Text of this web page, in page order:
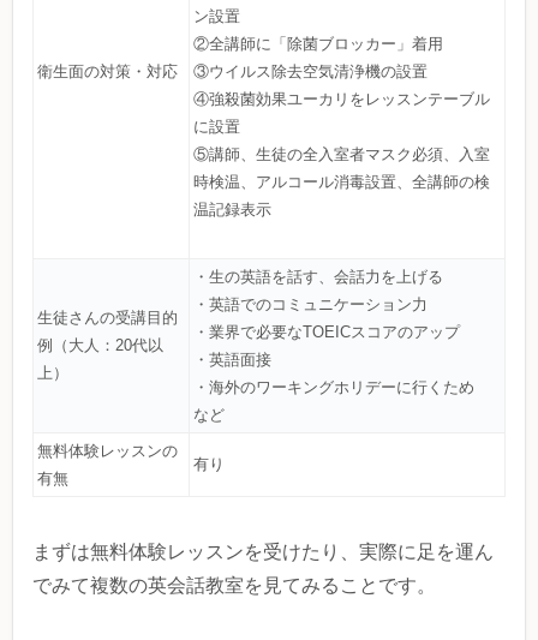
衛生面の対策・対応
ン設置
②全講師に「除菌ブロッカー」着用
③ウイルス除去空気清浄機の設置
④強殺菌効果ユーカリをレッスンテーブル
に設置
⑤講師、生徒の全入室者マスク必須、入室
時検温、アルコール消毒設置、全講師の検
温記録表示
生徒さんの受講目的
例（大人：20代以
上）
・生の英語を話す、会話力を上げる
・英語でのコミュニケーション力
・業界で必要なTOEICスコアのアップ
・英語面接
・海外のワーキングホリデーに行くため
など
無料体験レッスンの
有無
有り
まずは無料体験レッスンを受けたり、実際に足を運ん
でみて複数の英会話教室を見てみることです。